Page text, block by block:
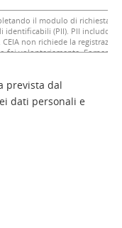
prevista dal
dati personali e